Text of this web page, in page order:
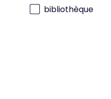
bibliothèque